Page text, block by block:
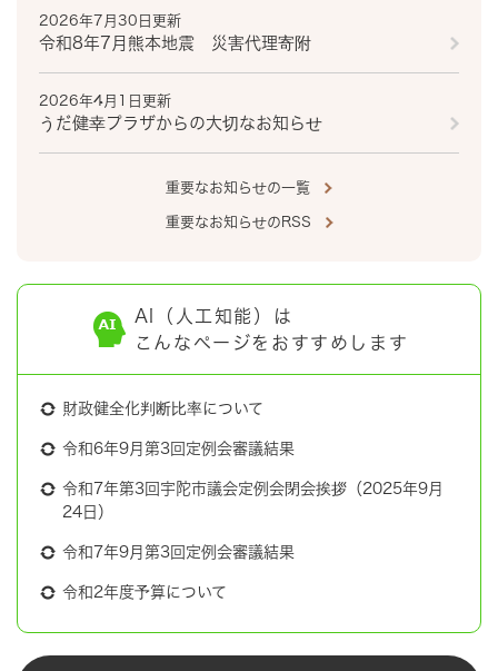
2026年7月30日更新
令和8年7月熊本地震 災害代理寄附
2026年4月1日更新
うだ健幸プラザからの大切なお知らせ
重要なお知らせの一覧
重要なお知らせのRSS
AI（人工知能）は
こんなページをおすすめします
財政健全化判断比率について
令和6年9月第3回定例会審議結果
令和7年第3回宇陀市議会定例会閉会挨拶（2025年9月
24日）
令和7年9月第3回定例会審議結果
令和2年度予算について